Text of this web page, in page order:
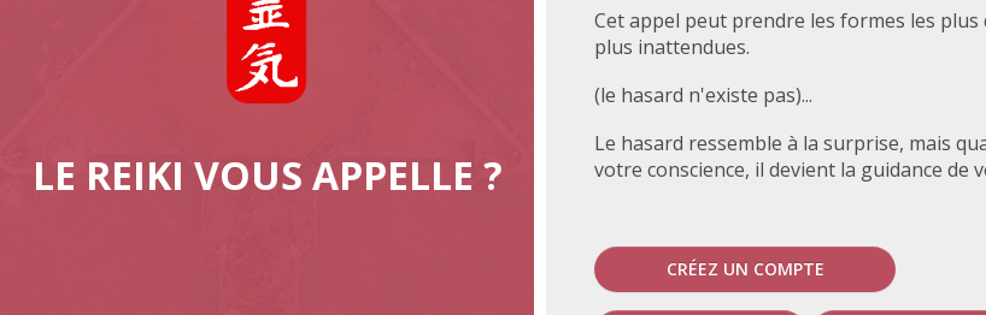
LE REIKI VOUS APPELLE ?
Cet appel peut prendre les formes les plus
plus inattendues.
(le hasard n'existe pas)...
Le hasard ressemble à la surprise, mais
votre conscience, il devient la guidance de
CRÉEZ UN COMPTE